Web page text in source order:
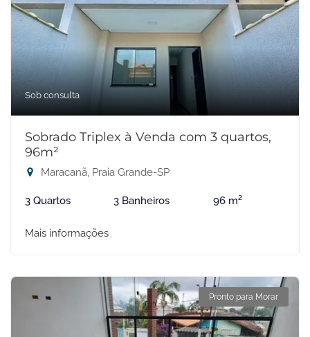
Sob consulta
Sobrado Triplex à Venda com 3 quartos,
96m²
Maracanã, Praia Grande-SP
3 Quartos 3 Banheiros 96 m²
Mais informações
Pronto para Morar